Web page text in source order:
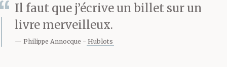
quelles sont leurs idées
et pourquoi ils sont
Il faut que j’écrive un billet sur un
livre merveilleux.
Philippe Annocque Hublots